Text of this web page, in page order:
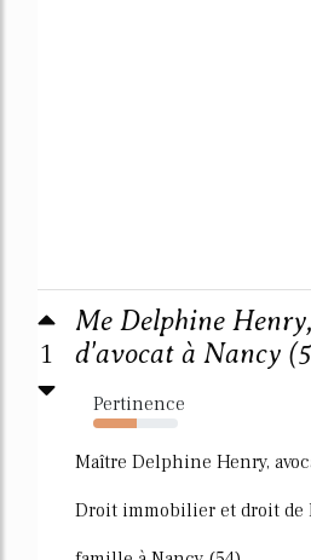
1
Me Delphine
d'avocat à Nancy
Pertinence
51%
Maître Delphine Henry,
Droit immobilier et droit de